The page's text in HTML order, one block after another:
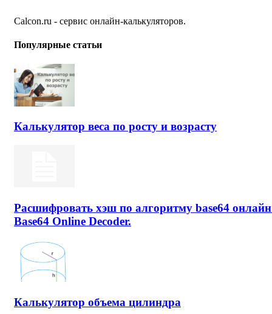
Calcon.ru - сервис онлайн-калькуляторов.
Популярные статьи
Калькулятор веса по росту и возрасту
Расшифровать хэш по алгоритму base64
Base64 Online Decoder.
Калькулятор объема цилиндра